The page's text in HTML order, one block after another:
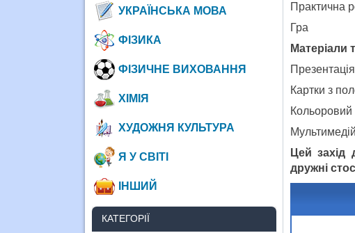
Практична
Гра
Матеріали
Презентація
Картки з
Кольоровий
Цей захід
дружні
УКРАЇНСЬКА МОВА
ФІЗИКА
ФІЗИЧНЕ ВИХОВАННЯ
ХІМІЯ
ХУДОЖНЯ КУЛЬТУРА
Я У СВІТІ
ІНШИЙ
КАТЕГОРІЇ